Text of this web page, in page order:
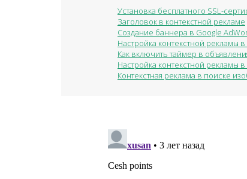
Установка бесплатного SSL-
Заголовок в контекстной рекламе
Создание баннера в Google
Настройка контекстной рекламы
Как включить таймер в
Настройка контекстной рекламы
Контекстная реклама в поиске